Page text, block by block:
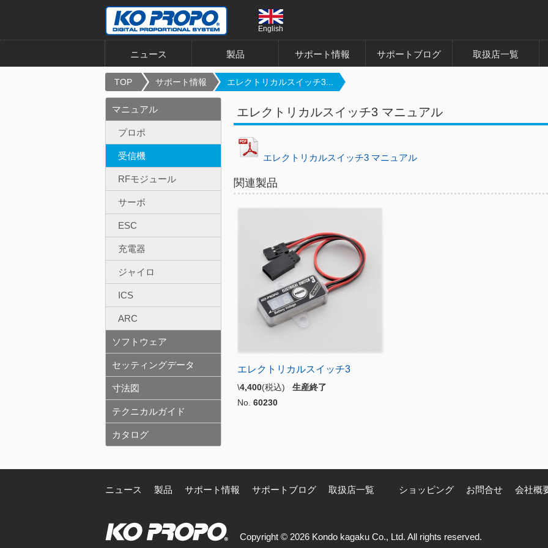
English
ニュース 製品 サポート情報 サポートブログ 取扱店一覧
TOP サポート情報 エレクトリカルスイッチ3...
エレクトリカルスイッチ3 マニュアル
エレクトリカルスイッチ3 マニュアル
関連製品
エレクトリカルスイッチ3
\4,400(税込) 生産終了
No. 60230
マニュアル
プロポ
受信機
RFモジュール
サーボ
ESC
充電器
ジャイロ
ICS
ARC
ソフトウェア
セッティングデータ
寸法図
テクニカルガイド
カタログ
ニュース 製品 サポート情報 サポートブログ 取扱店一覧 ショッピング お問合せ 会社概
Copyright © 2026 Kondo kagaku Co., Ltd. All rights reserved.